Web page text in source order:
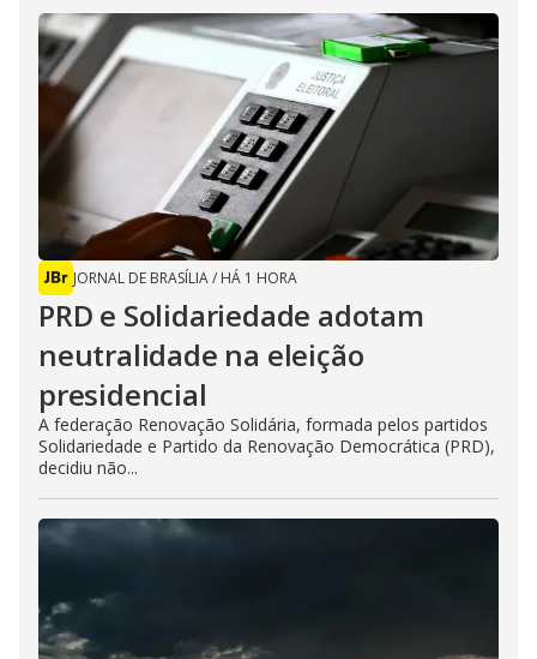
JORNAL DE BRASÍLIA/ HÁ 1 HORA
PRD e Solidariedade adotam
neutralidade na eleição
presidencial
A federação Renovação Solidária, formada pelos partidos
Solidariedade e Partido da Renovação Democrática (PRD),
decidiu não...